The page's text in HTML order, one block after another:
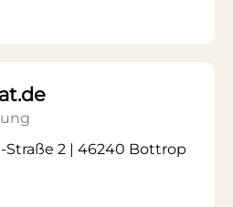
2 | 46240 Bottrop